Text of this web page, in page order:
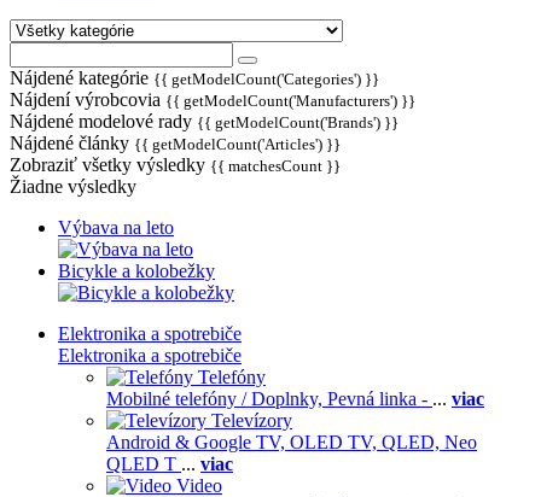
Nájdené kategórie {{ getModelCount('Categories') }}
Nájdení výrobcovia {{ getModelCount('Manufacturers') }}
Nájdené modelové rady {{ getModelCount('Brands') }}
Nájdené články {{ getModelCount('Articles') }}
Zobraziť všetky výsledky {{ matchesCount }}
Žiadne výsledky
Výbava na leto
Bicykle a kolobežky
Elektronika a spotrebiče
Elektronika a spotrebiče
Telefóny
Mobilné telefóny / Doplnky, Pevná linka - ... viac
Televízory
Android & Google TV, OLED TV, QLED, Neo
QLED T ... viac
Video